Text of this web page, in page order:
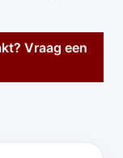
Vraag een